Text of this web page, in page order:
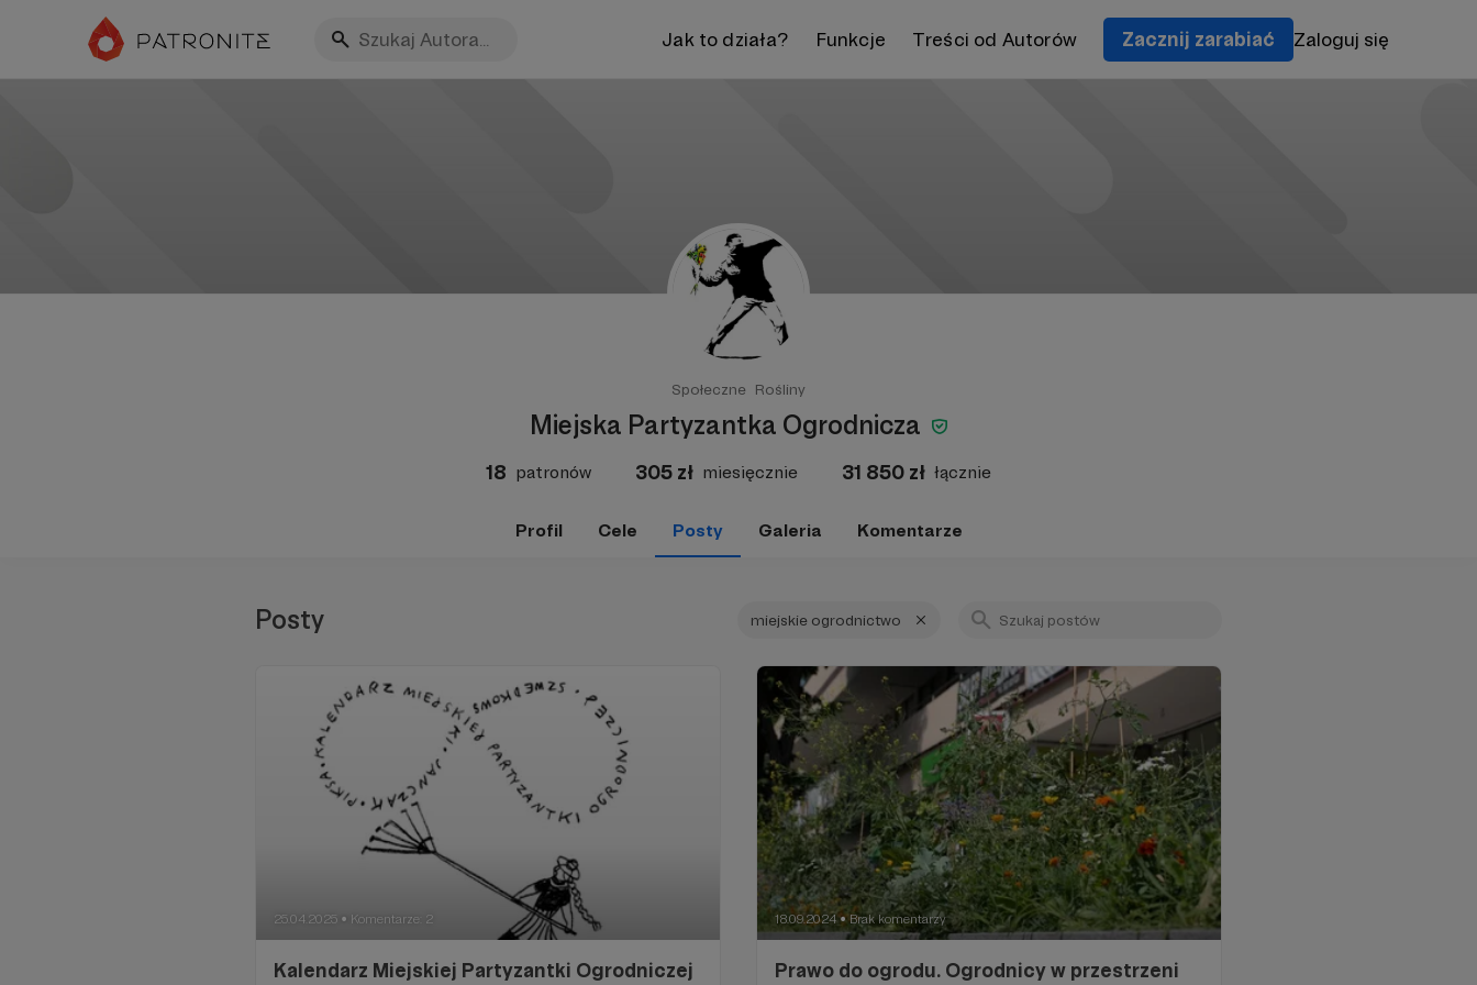
Jak to działa? Funkcje Treści od Autorów Zacznij zarabiać Zaloguj się
Społeczne Rośliny
Miejska Partyzantka Ogrodnicza
18 patronów 305 zł miesięcznie 31 850 zł łącznie
Profil Cele Posty Galeria Komentarze
Posty miejskie ogrodnictwo
25.04.2025 ● Komentarze: 2
Kalendarz Miejskiej Partyzantki Ogrodniczej
18.09.2024 ● Brak komentarzy
Prawo do ogrodu. Ogrodnicy w przestrzeni